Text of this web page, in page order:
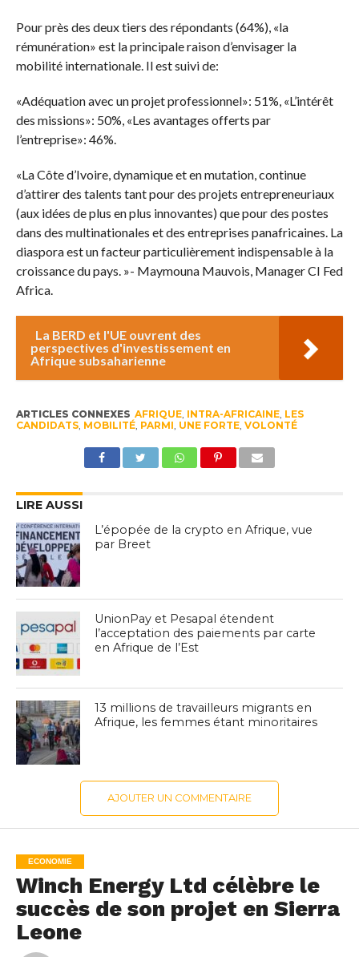
Pour près des deux tiers des répondants (64%), «la
rémunération» est la principale raison d’envisager la
mobilité internationale. Il est suivi de:
«Adéquation avec un projet professionnel»: 51%, «L’intérêt
des missions»: 50%, «Les avantages offerts par
l’entreprise»: 46%.
«La Côte d’Ivoire, dynamique et en mutation, continue
d’attirer des talents tant pour des projets entrepreneuriaux
(aux idées de plus en plus innovantes) que pour des postes
dans des multinationales et des entreprises panafricaines. La
diaspora est un facteur particulièrement indispensable à la
croissance du pays. »- Maymouna Mauvois, Manager CI Fed
Africa.
La BERD et l'UE ouvrent des
perspectives d'investissement en
Afrique subsaharienne
ARTICLES CONNEXES AFRIQUE, INTRA-AFRICAINE, LES
CANDIDATS, MOBILITÉ, PARMI UNE FORTE, VOLONTÉ
LIRE AUSSI
L’épopée de la crypto en Afrique, vue
par Breet
UnionPay et Pesapal étendent
l’acceptation des paiements par carte
en Afrique de l’Est
13 millions de travailleurs migrants en
Afrique, les femmes étant minoritaires
AJOUTER UN COMMENTAIRE
ECONOMIE
Winch Energy Ltd célèbre le
succès de son projet en Sierra
Leone